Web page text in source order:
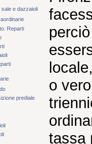
e dazzaioli
Reparti
prediale
o
tassa